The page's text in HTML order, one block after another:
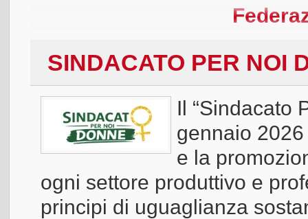
SINDACATO PER NOI
Il “Sindacato
gennaio
e la
ogni settore produttivo e
principi di uguaglianza